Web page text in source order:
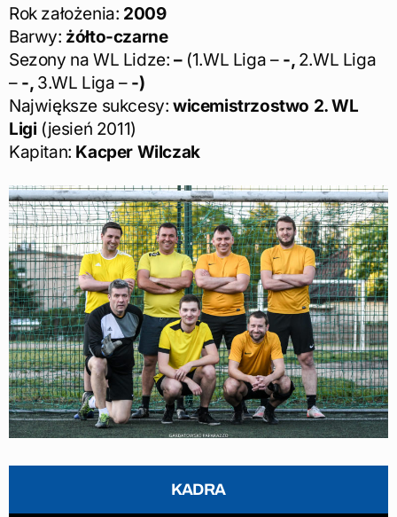
Rok założenia: 2009
Barwy: żółto-czarne
Sezony na WL Lidze: –(1.WL Liga – -, 2.WL Liga
– -, 3.WL Liga – -)
Największe sukcesy: wicemistrzostwo 2. WL
Ligi (jesień 2011)
Kapitan: Kacper Wilczak
KADRA